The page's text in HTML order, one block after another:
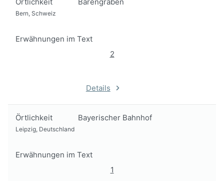
Bern, Schweiz
Erwähnungen im Text
2
Details
Örtlichkeit Bayerischer Bahnhof
Leipzig, Deutschland
Erwähnungen im Text
1